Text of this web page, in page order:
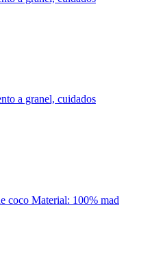
a granel, cuidados
coco Material: 100% mad